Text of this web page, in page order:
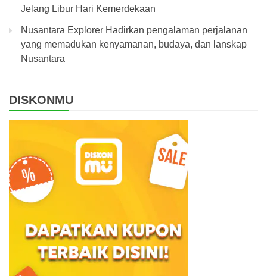
Jelang Libur Hari Kemerdekaan
Nusantara Explorer Hadirkan pengalaman perjalanan
yang memadukan kenyamanan, budaya, dan lanskap
Nusantara
DISKONMU